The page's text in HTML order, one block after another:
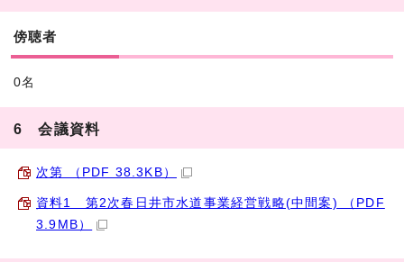
傍聴者
0名
6 会議資料
次第 （PDF 38.3KB）
資料1 第2次春日井市水道事業経営戦略(中間案) （PDF
3.9MB）